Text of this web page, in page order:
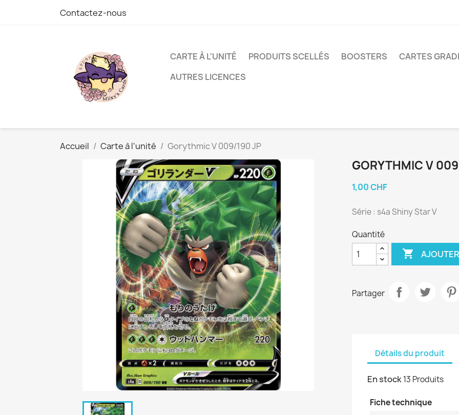
Contactez-nous
CARTE À L'UNITÉ PRODUITS SCELLÉS BOOSTERS CARTES
AUTRES LICENCES
Accueil Carte à l'unité Gorythmic V 009/190 JP
GORYTHMIC V
1,00 CHF
Série : s4a Shiny Star V
Quantité

Partager
Détails du produit
En stock13 Produits
Fiche technique